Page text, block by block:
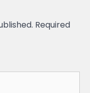
Required